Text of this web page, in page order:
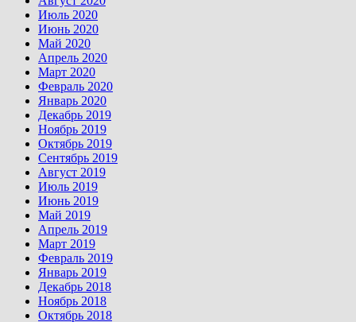
Июль 2020
Июнь 2020
Май 2020
Апрель 2020
Март 2020
Февраль 2020
Январь 2020
Декабрь 2019
Ноябрь 2019
Октябрь 2019
Сентябрь 2019
Август 2019
Июль 2019
Июнь 2019
Май 2019
Апрель 2019
Март 2019
Февраль 2019
Январь 2019
Декабрь 2018
Ноябрь 2018
Октябрь 2018